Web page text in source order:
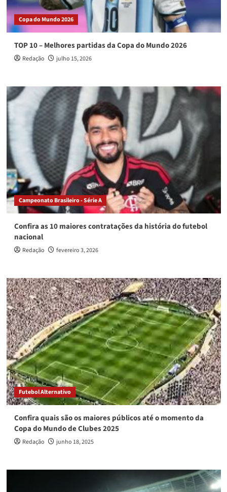
Copa do Mundo 2026
TOP 10 – Melhores partidas da Copa do Mundo 2026
Redação julho 15, 2026
Campeonato Brasileiro - Série A
Confira as 10 maiores contratações da história do futebol
nacional
Redação fevereiro 3, 2026
Futebol Alternativo
Confira quais são os maiores públicos até o momento da
Copa do Mundo de Clubes 2025
Redação junho 18, 2025